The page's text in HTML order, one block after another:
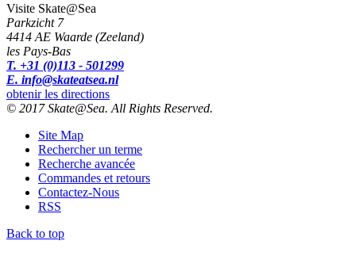
Visite Skate@Sea
Parkzicht 7
4414 AE Waarde (Zeeland)
les Pays-Bas
T. +31 (0)113 - 501299
E. info@skateatsea.nl
obtenir les directions
© 2017 Skate@Sea. All Rights Reserved.
Site Map
Rechercher un terme
Recherche avancée
Commandes et retours
Contactez-Nous
RSS
Back to top